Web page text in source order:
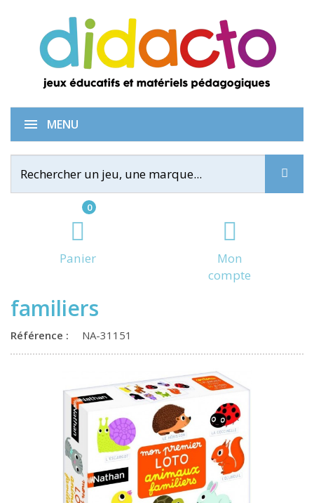
0
Panier
Mon
compte
MENU
Mon premier loto animaux
familiers
Référence : NA-31151